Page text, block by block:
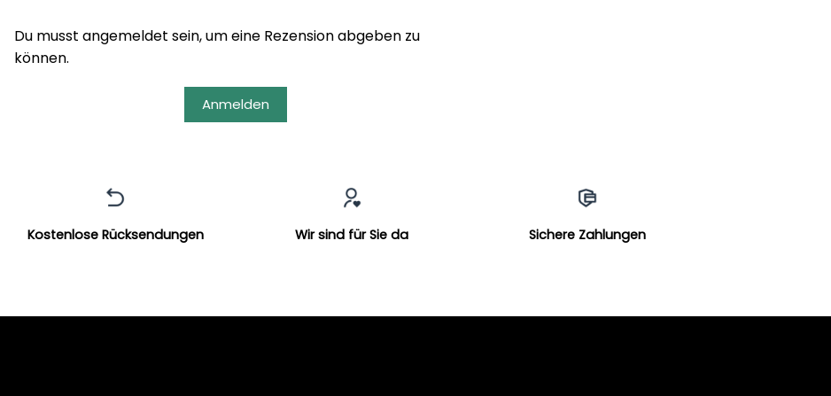
Du musst angemeldet sein, um eine Rezension abgeben zu
können.
Anmelden
Kostenlose Rücksendungen Wir sind für Sie da Sichere Zahlungen